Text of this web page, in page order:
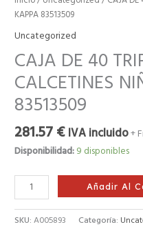
KAPPA 83513509
Uncategorized
CAJA DE 40
CALCETINES
83513509
281.57€ IVA incluido+
Disponibilidad:9 disponibles
83513509
Añadir Al
SKU:A005893 Categoría: